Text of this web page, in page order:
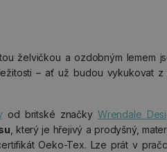
želvičkou a ozdobným lemem
– ať už budou vykukovat
od britské značky Wrendale
, který je hřejivý a prodyšný,
Oeko-Tex. Lze prát v